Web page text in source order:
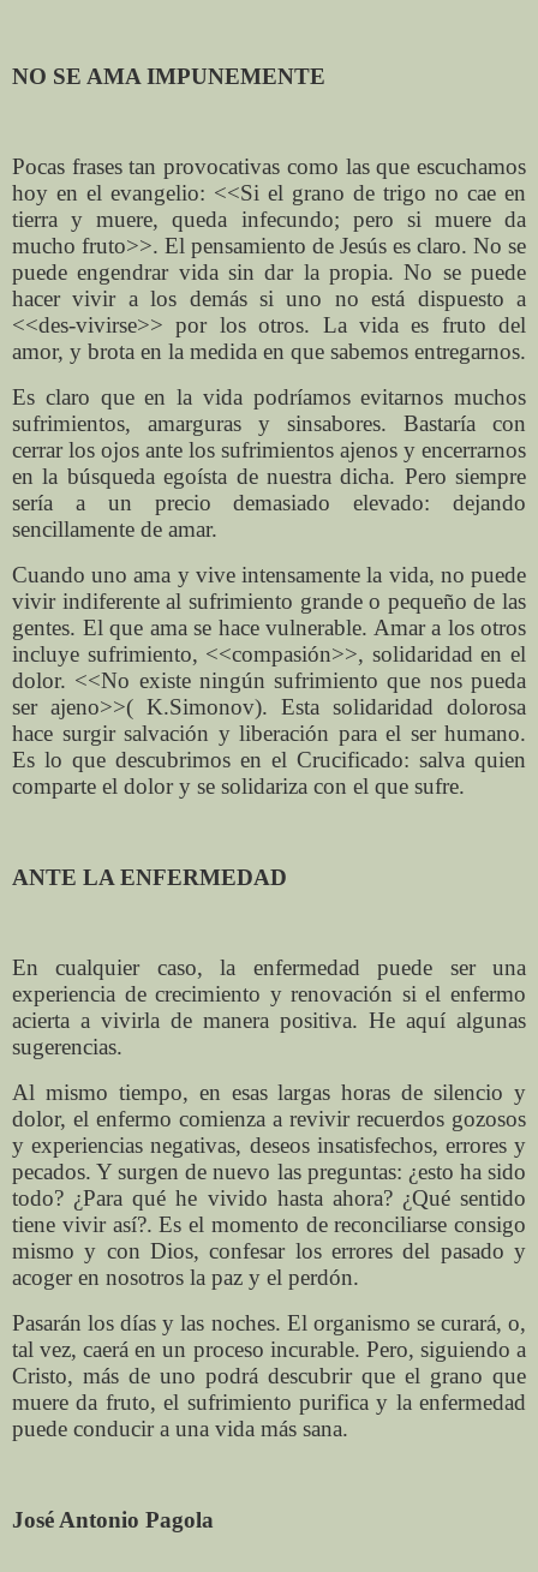
NO SE AMA IMPUNEMENTE
Pocas frases tan provocativas como las que escuchamos
hoy en el evangelio: <<Si el grano de trigo no cae en
tierra y muere, queda infecundo; pero si muere da
mucho fruto>>. El pensamiento de Jesús es claro. No se
puede engendrar vida sin dar la propia. No se puede
hacer vivir a los demás si uno no está dispuesto a
<<des-vivirse>> por los otros. La vida es fruto del
amor, y brota en la medida en que sabemos entregarnos.
Es claro que en la vida podríamos evitarnos muchos
sufrimientos, amarguras y sinsabores. Bastaría con
cerrar los ojos ante los sufrimientos ajenos y encerrarnos
en la búsqueda egoísta de nuestra dicha. Pero siempre
sería a un precio demasiado elevado: dejando
sencillamente de amar.
Cuando uno ama y vive intensamente la vida, no puede
vivir indiferente al sufrimiento grande o pequeño de las
gentes. El que ama se hace vulnerable. Amar a los otros
incluye sufrimiento, <<compasión>>, solidaridad en el
dolor. <<No existe ningún sufrimiento que nos pueda
ser ajeno>>( K.Simonov). Esta solidaridad dolorosa
hace surgir salvación y liberación para el ser humano.
Es lo que descubrimos en el Crucificado: salva quien
comparte el dolor y se solidariza con el que sufre.
ANTE LA ENFERMEDAD
En cualquier caso, la enfermedad puede ser una
experiencia de crecimiento y renovación si el enfermo
acierta a vivirla de manera positiva. He aquí algunas
sugerencias.
Al mismo tiempo, en esas largas horas de silencio y
dolor, el enfermo comienza a revivir recuerdos gozosos
y experiencias negativas, deseos insatisfechos, errores y
pecados. Y surgen de nuevo las preguntas: ¿esto ha sido
todo? ¿Para qué he vivido hasta ahora? ¿Qué sentido
tiene vivir así?. Es el momento de reconciliarse consigo
mismo y con Dios, confesar los errores del pasado y
acoger en nosotros la paz y el perdón.
Pasarán los días y las noches. El organismo se curará, o,
tal vez, caerá en un proceso incurable. Pero, siguiendo a
Cristo, más de uno podrá descubrir que el grano que
muere da fruto, el sufrimiento purifica y la enfermedad
puede conducir a una vida más sana.
José Antonio Pagola